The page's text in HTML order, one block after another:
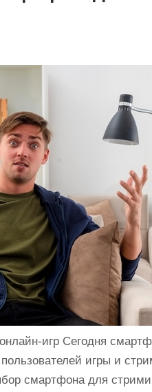
игр Сегодня
игры и
смартфона для